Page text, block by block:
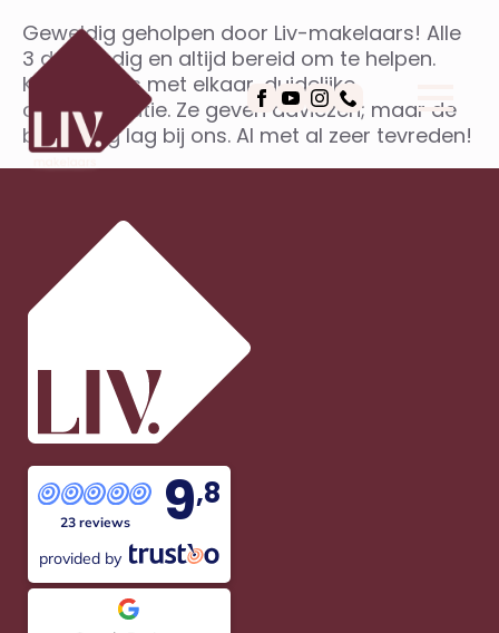
Geweldig geholpen door Liv-makelaars! Alle
3 deskundig en altijd bereid om te helpen.
Korte lijntjes met elkaar, duidelijke
communicatie. Ze geven adviezen; maar de
beslissing lag bij ons. Al met al zeer tevreden!
23 reviews 9,8
provided by